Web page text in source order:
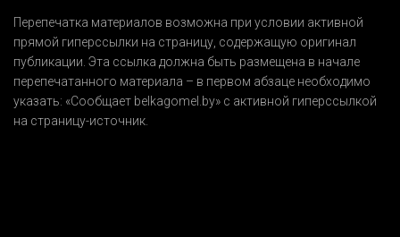
Перепечатка материалов возможна при условии активной
прямой гиперссылки на страницу, содержащую оригинал
публикации. Эта ссылка должна быть размещена в начале
перепечатанного материала – в первом абзаце необходимо
указать: «Сообщает belkagomel.by» с активной гиперссылкой
на страницу-источник.